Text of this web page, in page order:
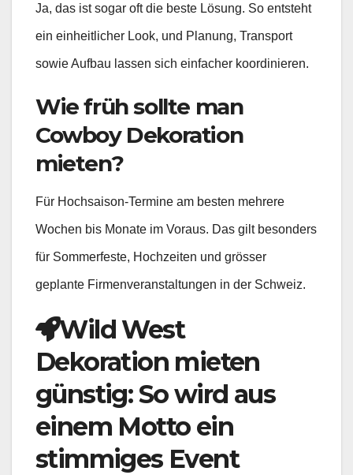
Ja, das ist sogar oft die beste Lösung. So entsteht
ein einheitlicher Look, und Planung, Transport
sowie Aufbau lassen sich einfacher koordinieren.
Wie früh sollte man
Cowboy Dekoration
mieten?
Für Hochsaison-Termine am besten mehrere
Wochen bis Monate im Voraus. Das gilt besonders
für Sommerfeste, Hochzeiten und grösser
geplante Firmenveranstaltungen in der Schweiz.
Wild West
Dekoration mieten
günstig: So wird aus
einem Motto ein
stimmiges Event